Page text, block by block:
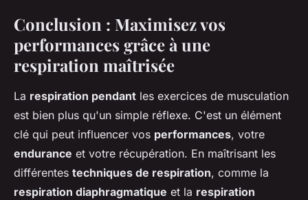
Conclusion : Maximisez vos
performances grâce à une
respiration maîtrisée
La respiration pendant les exercices de musculation
est bien plus qu'un simple réflexe. C'est un élément
clé qui peut influencer vos performances, votre
endurance et votre récupération. En maîtrisant les
différentes techniques de respiration, comme la
respiration diaphragmatique et la respiration